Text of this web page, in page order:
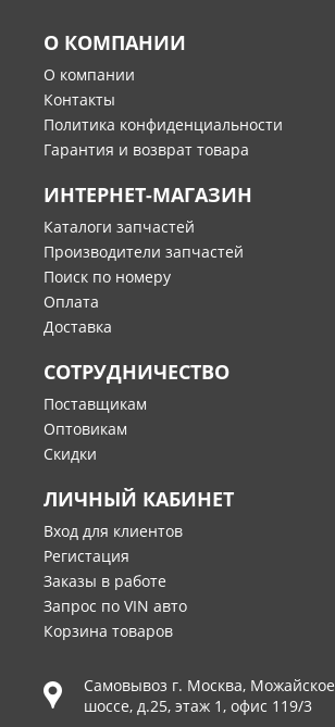
О КОМПАНИИ
О компании
Контакты
Политика конфиденциальности
Гарантия и возврат товара
ИНТЕРНЕТ-МАГАЗИН
Каталоги запчастей
Производители запчастей
Поиск по номеру
Оплата
Доставка
СОТРУДНИЧЕСТВО
Поставщикам
Оптовикам
Скидки
ЛИЧНЫЙ КАБИНЕТ
Вход для клиентов
Регистация
Заказы в работе
Запрос по VIN авто
Корзина товаров
Самовывоз г. Москва, Можайское
шоссе, д.25, этаж 1, офис 119/3